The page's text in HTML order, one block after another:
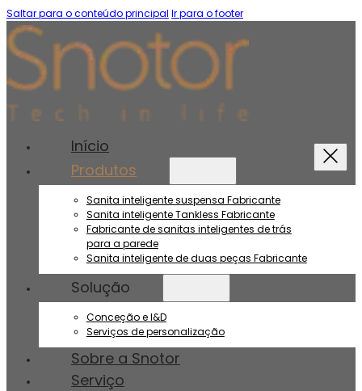
Saltar para o conteúdo principal Ir para o footer
Início
Produtos
Sanita inteligente suspensa Fabricante
Sanita inteligente Tankless Fabricante
Fabricante de sanitas inteligentes de trás
para a parede
Sanita inteligente de duas peças Fabricante
Solução
Conceção e I&D
Serviços de personalização
Sobre a Snotor
Serviço